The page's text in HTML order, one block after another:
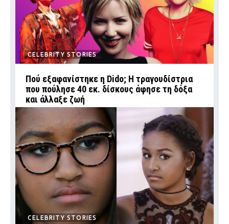
CELEBRITY STORIES
Πού εξαφανίστηκε η Dido; Η τραγουδίστρια
που πούλησε 40 εκ. δίσκους άφησε τη δόξα
και άλλαξε ζωή
CELEBRITY STORIES